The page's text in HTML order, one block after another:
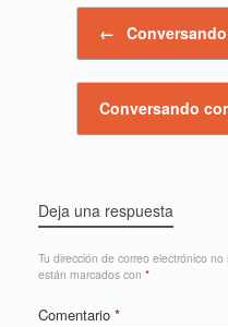
←
Conversando
Deja una respuesta
Tu dirección de correo electrónico no
están marcados con *
Comentario *